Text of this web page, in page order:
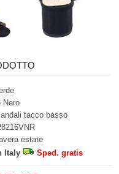
Nero
tacco basso
estate
Italy Sped. gratis